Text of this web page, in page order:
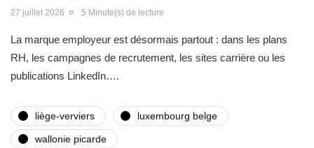
27 juillet 2026 5 Minute(s) de lecture
La marque employeur est désormais partout : dans les plans
RH, les campagnes de recrutement, les sites carrière ou les
publications LinkedIn….
liège-verviers luxembourg belge
wallonie picarde